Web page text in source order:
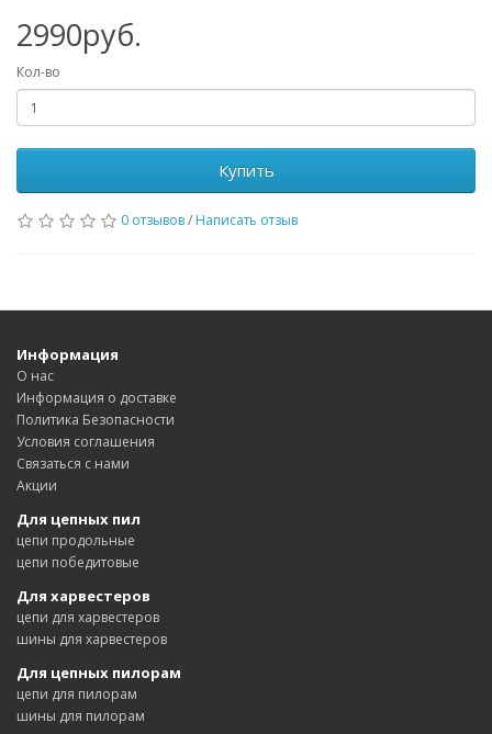
2990руб.
Кол-во
Купить
0 отзывов/ Написать отзыв
Информация
О нас
Информация о доставке
Политика Безопасности
Условия соглашения
Связаться с нами
Акции
Для цепных пил
цепи продольные
цепи победитовые
Для харвестеров
цепи для харвестеров
шины для харвестеров
Для цепных пилорам
цепи для пилорам
шины для пилорам